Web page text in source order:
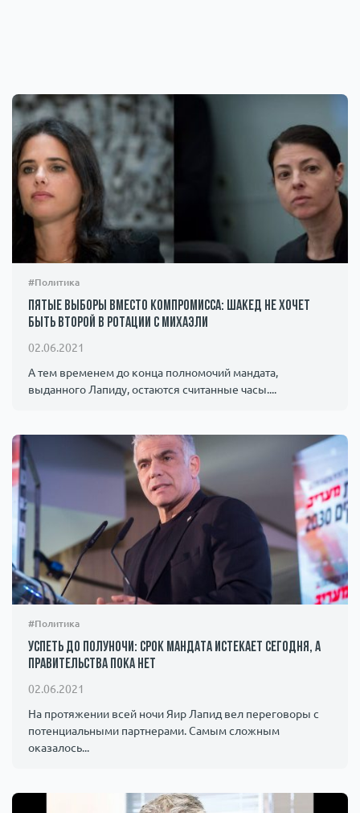
#Политика
Пятые выборы вместо компромисса: Шакед не хочет
быть второй в ротации с Михаэли
02.06.2021
А тем временем до конца полномочий мандата,
выданного Лапиду, остаются считанные часы....
#Политика
Успеть до полуночи: срок мандата истекает сегодня, а
правительства пока нет
02.06.2021
На протяжении всей ночи Яир Лапид вел переговоры с
потенциальными партнерами. Самым сложным
оказалось...